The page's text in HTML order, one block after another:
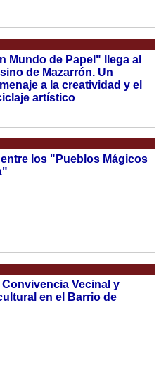
Mundo de Papel" llega al
de Mazarrón. Un
a la creatividad y el
artístico
entre los "Pueblos Mágicos
Vecinal y
en el Barrio de